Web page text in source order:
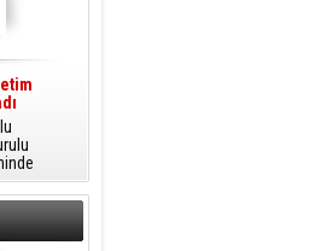
hidrojen teknolojileri alanında yenilikçi
projelere öncülük ediyor.